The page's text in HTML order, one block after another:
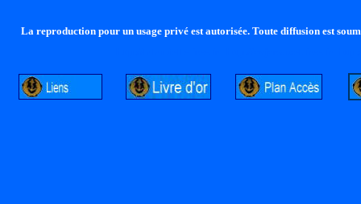
La reproduction pour un usage privé est autorisée. Toute diffusion est